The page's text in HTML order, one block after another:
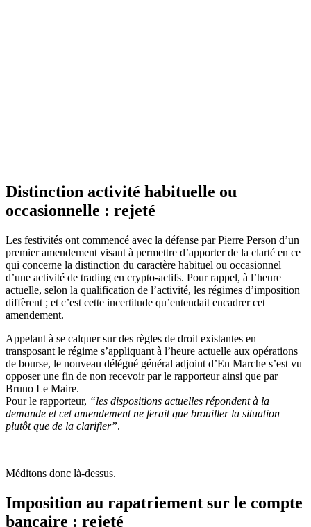
Distinction activité habituelle ou
occasionnelle : rejeté
Les festivités ont commencé avec la défense par Pierre Person d’un
premier amendement visant à permettre d’apporter de la clarté en ce
qui concerne la distinction du caractère habituel ou occasionnel
d’une activité de trading en crypto-actifs. Pour rappel, à l’heure
actuelle, selon la qualification de l’activité, les régimes d’imposition
diffèrent ; et c’est cette incertitude qu’entendait encadrer cet
amendement.
Appelant à se calquer sur des règles de droit existantes en
transposant le régime s’appliquant à l’heure actuelle aux opérations
de bourse, le nouveau délégué général adjoint d’En Marche s’est vu
opposer une fin de non recevoir par le rapporteur ainsi que par
Bruno Le Maire.
Pour le rapporteur, “les dispositions actuelles répondent à la
demande et cet amendement ne ferait que brouiller la situation
plutôt que de la clarifier”.
Méditons donc là-dessus.
Imposition au rapatriement sur le compte
bancaire : rejeté